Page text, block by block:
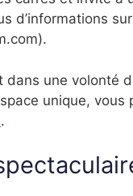
d’informations
dans une volonté
unique, vous
.